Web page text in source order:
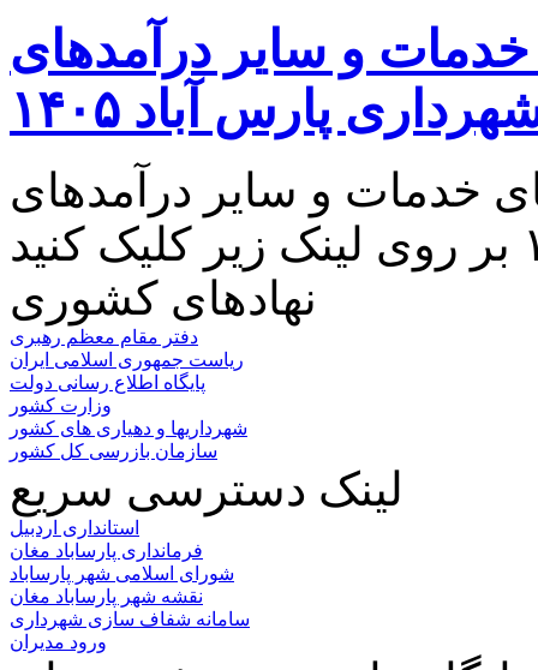
و سایر درآمدهای
پارس آباد ۱۴۰۵
خدمات و سایر درآمدهای
نهادهای کشوری
دفتر مقام معظم رهبری
ریاست جمهوری اسلامی ایران
پایگاه اطلاع رسانی دولت
وزارت کشور
شهرداریها و دهیاری های کشور
سازمان بازرسی کل کشور
لینک دسترسی سریع
استانداری اردبیل
فرمانداری پارساباد مغان
شورای اسلامی شهر پارساباد
نقشه شهر پارساباد مغان
سامانه شفاف سازی شهرداری
ورود مدیران